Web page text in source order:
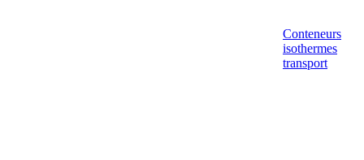
Conteneurs
isothermes
transport